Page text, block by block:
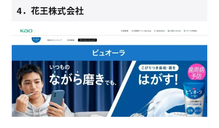
4．花王株式会社